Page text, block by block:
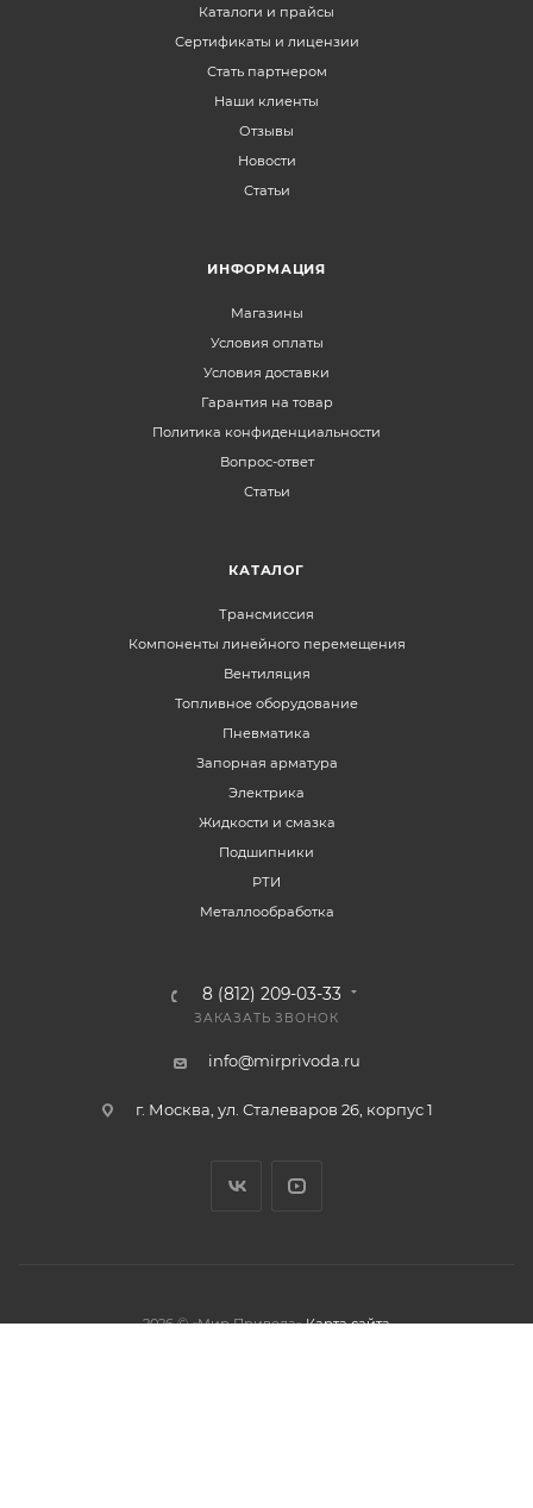
Каталоги и прайсы
Сертификаты и лицензии
Стать партнером
Наши клиенты
Отзывы
Новости
Статьи
ИНФОРМАЦИЯ
Магазины
Условия оплаты
Условия доставки
Гарантия на товар
Политика конфиденциальности
Вопрос-ответ
Статьи
КАТАЛОГ
Трансмиссия
Компоненты линейного перемещения
Вентиляция
Топливное оборудование
Пневматика
Запорная арматура
Электрика
Жидкости и смазка
Подшипники
РТИ
Металлообработка
8 (812) 209-03-33
ЗАКАЗАТЬ ЗВОНОК
info@mirprivoda.ru
г. Москва, ул. Сталеваров 26, корпус 1
2026 © «Мир Привода» Карта сайта